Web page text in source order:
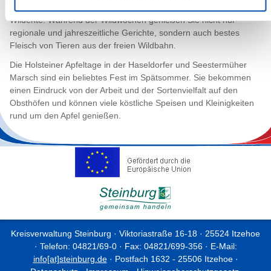
extravagante Gerichte von Hase, Reh, Wildschwein oder
Wildente. Während der Wildwochen genießen Sie nicht nur
regionale und jahreszeitliche Gerichte, sondern auch bestes
Fleisch von Tieren aus der freien Wildbahn.
Die Holsteiner Apfeltage in der Haseldorfer und Seestermüher
Marsch sind ein beliebtes Fest im Spätsommer. Sie bekommen
einen Eindruck von der Arbeit und der Sortenvielfalt auf den
Obsthöfen und können viele köstliche Speisen und Kleinigkeiten
rund um den Apfel genießen.
Kreisverwaltung Steinburg · Viktoriastraße 16-18 · 25524 Itzehoe
· Telefon: 04821/69-0 · Fax: 04821/699-356 · E-Mail:
info[at]steinburg.de· Postfach 1632 - 25506 Itzehoe ·